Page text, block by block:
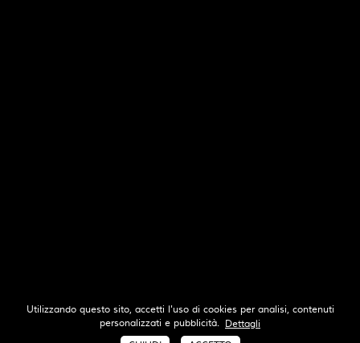
Utilizzando questo sito, accetti l'uso di cookies per analisi, contenuti
personalizzati e pubblicità. Dettagli